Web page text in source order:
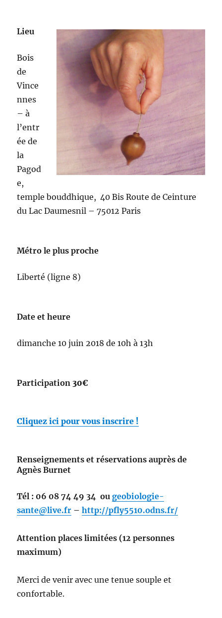
Lieu
Bois
de
Vince
nnes
– à
l’entr
ée de
la
Pagod
e,
temple bouddhique, 40 Bis Route de Ceinture
du Lac Daumesnil – 75012 Paris
Métro le plus proche
Liberté (ligne 8)
Date et heure
dimanche 10 juin 2018 de 10h à 13h
Participation 30€
Cliquez ici pour vous inscrire !
Renseignements et réservations auprès de
Agnès Burnet
Tél : 06 08 74 49 34 ougeobiologie-
sante@live.fr –http://pfly5510.odns.fr/
Attention places limitées (12 personnes
maximum)
Merci de venir avec une tenue souple et
confortable.